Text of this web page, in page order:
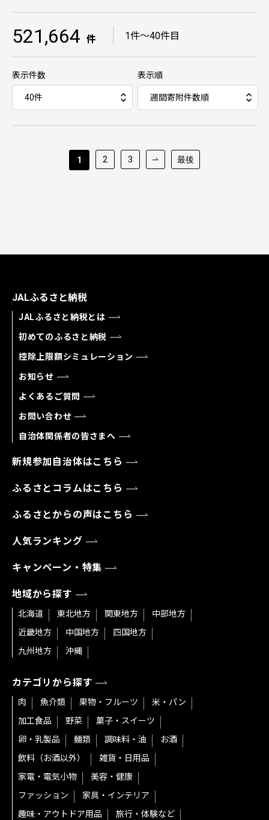
521,664 件 1件～40件目
表示件数 表示順
1 2 3 最後
JALふるさと納税
JALふるさと納税とは
初めてのふるさと納税
控除上限額シミュレーション
お知らせ
よくあるご質問
お問い合わせ
自治体関係者の皆さまへ
新規参加自治体はこちら
ふるさとコラムはこちら
ふるさとからの声はこちら
人気ランキング
キャンペーン・特集
地域から探す
北海道 東北地方 関東地方
中部地方
近畿地方
中国地方
四国地方
九州地方
沖縄
カテゴリから探す
肉 魚介類 果物・フルーツ
米・パン
加工食品
野菜
菓子・スイーツ
卵・乳製品
麺類 調味料・油
お酒
飲料（お酒以外）
雑貨・日用品
家電・電気小物
美容・健康
ファッション
家具・インテリア
趣味・アウトドア用品
旅行・体験など